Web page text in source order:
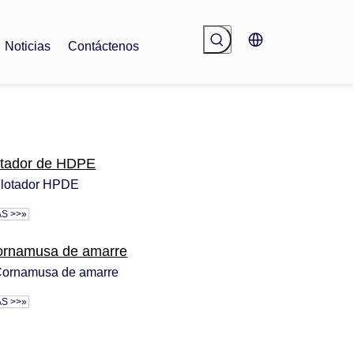
Noticias Contáctenos
de HDPE
HPDE
>>»
de amarre
de amarre
>>»